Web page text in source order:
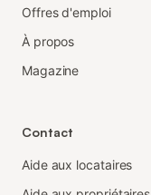
Offres d'emploi
À propos
Magazine
Contact
Aide aux locataires